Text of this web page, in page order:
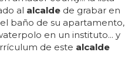
al alcalde de grabar en
baño de su apartamento,
en un instituto... y
de este alcalde